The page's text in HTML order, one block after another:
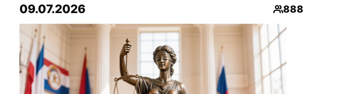
09.07.2026
Просмотры
888